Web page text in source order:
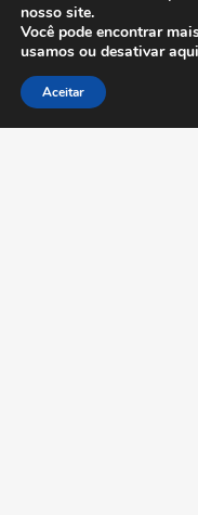
Anuncie Grátis
nosso site.
Você pode encontrar
usamos ou desativar aqui
Aceitar